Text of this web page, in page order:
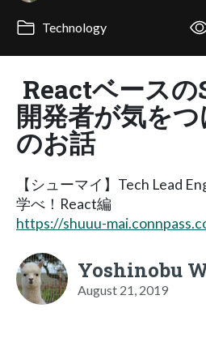
Technology
Reactベースの
開発者が気を
のお話
【シューマイ】Tech Lead
学べ！React編
https://shuuu-
Yoshinobu
August 21, 2019